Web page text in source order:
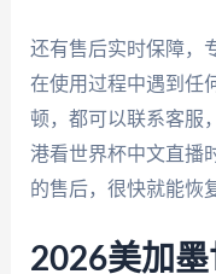
还有售后实时保障，
在使用过程中遇到任
顿，都可以联系客服
港看世界杯中文直播
的售后，很快就能恢
2026美加